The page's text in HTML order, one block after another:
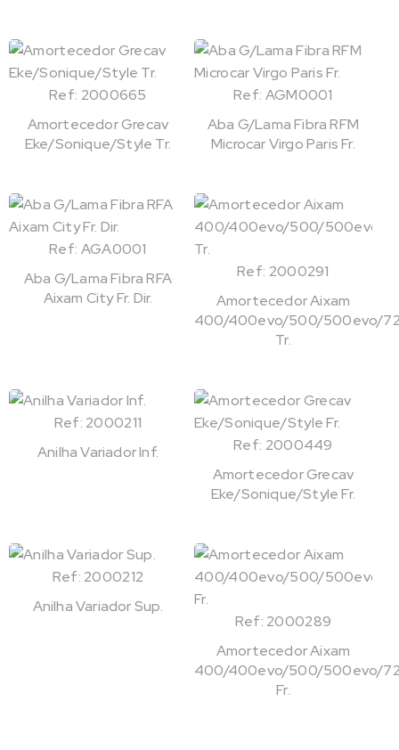
Ref: 2000665
Amortecedor Grecav
Eke/Sonique/Style Tr.
Ref: AGM0001
Aba G/Lama Fibra RFM
Microcar Virgo Paris Fr.
Ref: AGA0001
Aba G/Lama Fibra RFA
Aixam City Fr. Dir.
Ref: 2000291
Amortecedor Aixam
400/400evo/500/500evo/
Tr.
Ref: 2000211
Anilha Variador Inf.
Ref: 2000449
Amortecedor Grecav
Eke/Sonique/Style Fr.
Ref: 2000212
Anilha Variador Sup.
Ref: 2000289
Amortecedor Aixam
400/400evo/500/500evo/
Fr.